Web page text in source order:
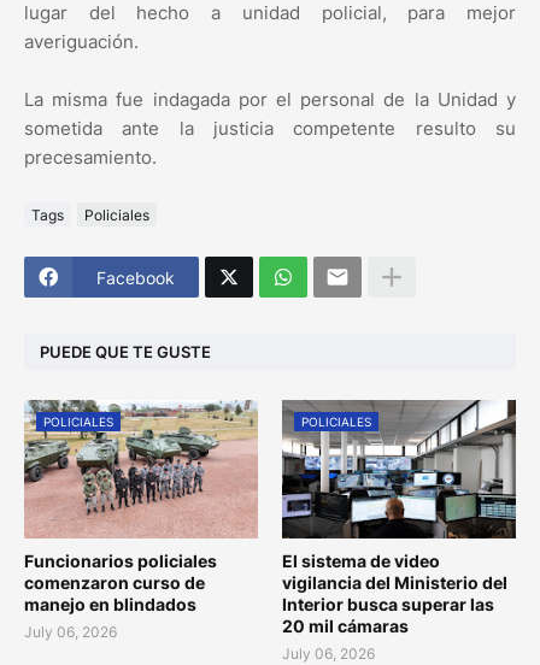
lugar del hecho a unidad policial, para mejor
averiguación.
La misma fue indagada por el personal de la Unidad y
sometida ante la justicia competente resulto su
precesamiento.
Tags Policiales
Facebook
PUEDE QUE TE GUSTE
POLICIALES
Funcionarios policiales
comenzaron curso de
manejo en blindados
July 06, 2026
POLICIALES
El sistema de video
vigilancia del Ministerio del
Interior busca superar las
20 mil cámaras
July 06, 2026